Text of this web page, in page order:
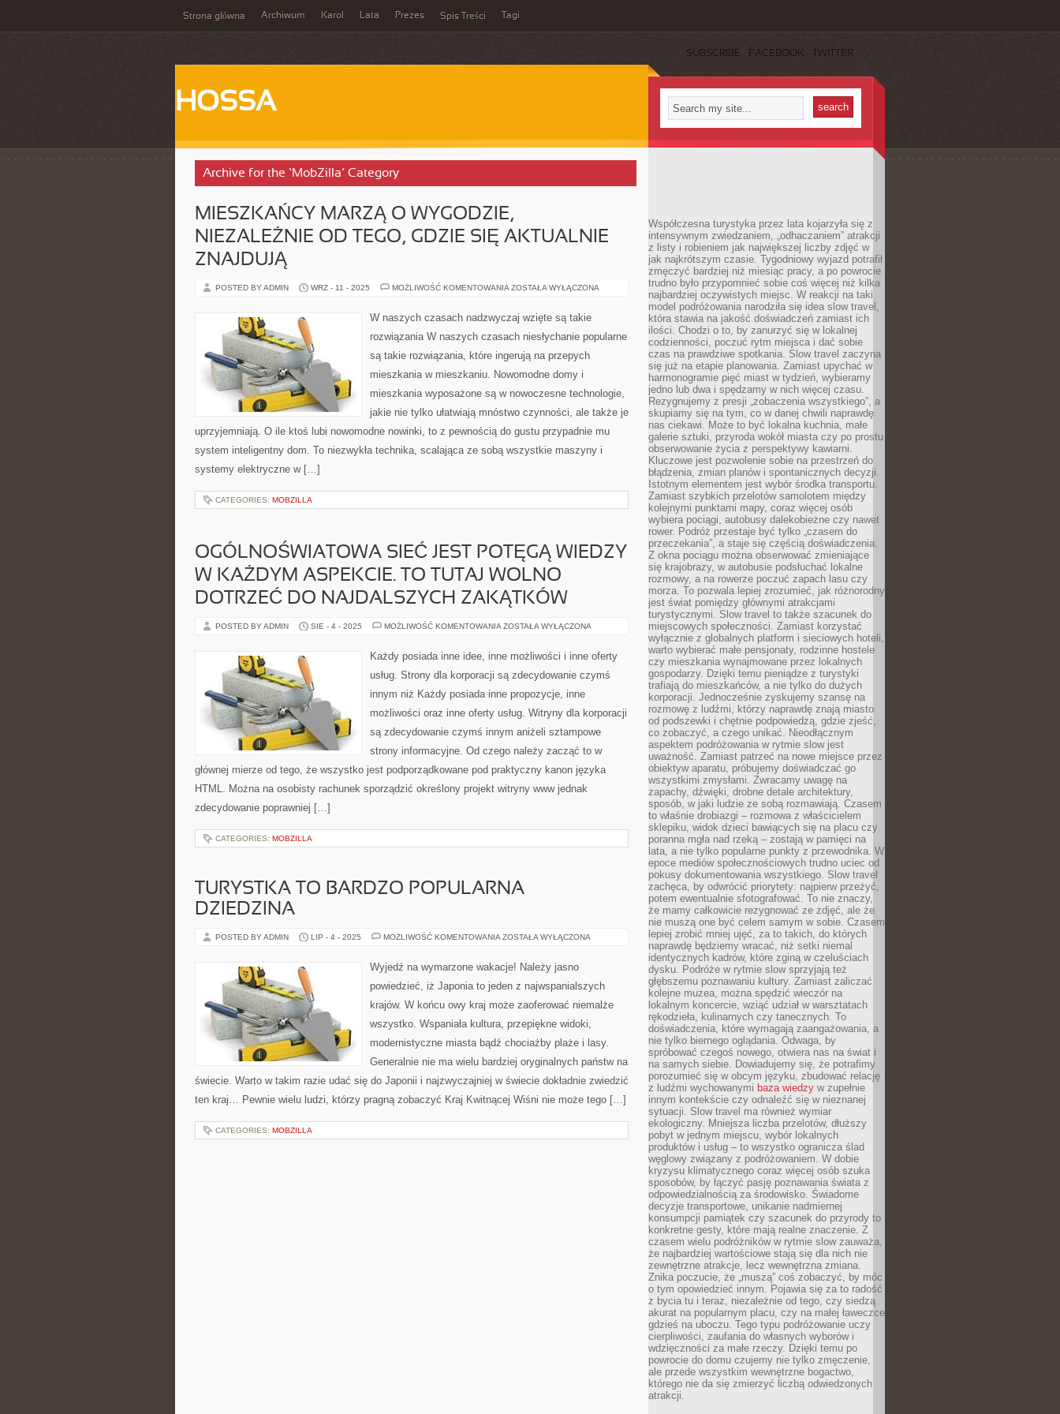
Strona główna Archiwum Karol Lata Prezes Spis Treści Tagi
SUBSCRIBE FACEBOOK TWITTER
HOSSA
Archive for the ‘MobZilla’ Category
MIESZKAŃCY MARZĄ O WYGODZIE,
NIEZALEŻNIE OD TEGO, GDZIE SIĘ AKTUALNIE
ZNAJDUJĄ
POSTED BY ADMIN WRZ - 11 - 2025 MOŻLIWOŚĆ KOMENTOWANIA MIESZKAŃCY
WYGODZIE,
NIEZALEŻNIE
TEGO,
SIĘ
ZNAJDUJĄ
ZOSTAŁA WYŁĄCZONA
W naszych czasach nadzwyczaj wzięte są takie
rozwiązania W naszych czasach niesłychanie popularne
są takie rozwiązania, które ingerują na przepych
mieszkania w mieszkaniu. Nowomodne domy i
mieszkania wyposażone są w nowoczesne technologie,
jakie nie tylko ułatwiają mnóstwo czynności, ale także je
uprzyjemniają. O ile ktoś lubi nowomodne nowinki, to z pewnością do gustu przypadnie mu
system inteligentny dom. To niezwykła technika, scalająca ze sobą wszystkie maszyny i
systemy elektryczne w […]
CATEGORIES: MOBZILLA
OGÓLNOŚWIATOWA SIEĆ JEST POTĘGĄ WIEDZY
W KAŻDYM ASPEKCIE. TO TUTAJ WOLNO
DOTRZEĆ DO NAJDALSZYCH ZAKĄTKÓW
POSTED BY ADMIN SIE - 4 - 2025 MOŻLIWOŚĆ KOMENTOWANIA OGÓLNOŚWIATOWA
POTĘGĄ
WIEDZY
KAŻDYM
TO
WOLNO
DOTRZEĆ
DO
NAJDALSZYCH
ZAKĄTKÓW
ZOSTAŁA WYŁĄCZONA
Każdy posiada inne idee, inne możliwości i inne oferty
usług. Strony dla korporacji są zdecydowanie czymś
innym niż Każdy posiada inne propozycje, inne
możliwości oraz inne oferty usług. Witryny dla korporacji
są zdecydowanie czymś innym aniżeli sztampowe
strony informacyjne. Od czego należy zacząć to w
głównej mierze od tego, że wszystko jest podporządkowane pod praktyczny kanon języka
HTML. Można na osobisty rachunek sporządzić określony projekt witryny www jednak
zdecydowanie poprawniej […]
CATEGORIES: MOBZILLA
TURYSTKA TO BARDZO POPULARNA
DZIEDZINA
POSTED BY ADMIN LIP - 4 - 2025 MOŻLIWOŚĆ KOMENTOWANIA TURYSTKA
POPULARNA
DZIEDZINA
ZOSTAŁA WYŁĄCZONA
Wyjedź na wymarzone wakacje! Należy jasno
powiedzieć, iż Japonia to jeden z najwspanialszych
krajów. W końcu owy kraj może zaoferować niemalże
wszystko. Wspaniała kultura, przepiękne widoki,
modernistyczne miasta bądź chociażby plaże i lasy.
Generalnie nie ma wielu bardziej oryginalnych państw na
świecie. Warto w takim razie udać się do Japonii i najzwyczajniej w świecie dokładnie zwiedzić
ten kraj… Pewnie wielu ludzi, którzy pragną zobaczyć Kraj Kwitnącej Wiśni nie może tego […]
CATEGORIES: MOBZILLA
Współczesna turystyka przez lata kojarzyła się z
intensywnym zwiedzaniem, „odhaczaniem” atrakcji
z listy i robieniem jak największej liczby zdjęć w
jak najkrótszym czasie. Tygodniowy wyjazd potrafił
zmęczyć bardziej niż miesiąc pracy, a po powrocie
trudno było przypomnieć sobie coś więcej niż kilka
najbardziej oczywistych miejsc. W reakcji na taki
model podróżowania narodziła się idea slow travel,
która stawia na jakość doświadczeń zamiast ich
ilości. Chodzi o to, by zanurzyć się w lokalnej
codzienności, poczuć rytm miejsca i dać sobie
czas na prawdziwe spotkania. Slow travel zaczyna
się już na etapie planowania. Zamiast upychać w
harmonogramie pięć miast w tydzień, wybieramy
jedno lub dwa i spędzamy w nich więcej czasu.
Rezygnujemy z presji „zobaczenia wszystkiego”, a
skupiamy się na tym, co w danej chwili naprawdę
nas ciekawi. Może to być lokalna kuchnia, małe
galerie sztuki, przyroda wokół miasta czy po prostu
obserwowanie życia z perspektywy kawiarni.
Kluczowe jest pozwolenie sobie na przestrzeń do
błądzenia, zmian planów i spontanicznych decyzji.
Istotnym elementem jest wybór środka transportu.
Zamiast szybkich przelotów samolotem między
kolejnymi punktami mapy, coraz więcej osób
wybiera pociągi, autobusy dalekobieżne czy nawet
rower. Podróż przestaje być tylko „czasem do
przeczekania”, a staje się częścią doświadczenia.
Z okna pociągu można obserwować zmieniające
się krajobrazy, w autobusie podsłuchać lokalne
rozmowy, a na rowerze poczuć zapach lasu czy
morza. To pozwala lepiej zrozumieć, jak różnorodny
jest świat pomiędzy głównymi atrakcjami
turystycznymi. Slow travel to także szacunek do
miejscowych społeczności. Zamiast korzystać
wyłącznie z globalnych platform i sieciowych hoteli,
warto wybierać małe pensjonaty, rodzinne hostele
czy mieszkania wynajmowane przez lokalnych
gospodarzy. Dzięki temu pieniądze z turystyki
trafiają do mieszkańców, a nie tylko do dużych
korporacji. Jednocześnie zyskujemy szansę na
rozmowę z ludźmi, którzy naprawdę znają miasto
od podszewki i chętnie podpowiedzą, gdzie zjeść,
co zobaczyć, a czego unikać. Nieodłącznym
aspektem podróżowania w rytmie slow jest
uważność. Zamiast patrzeć na nowe miejsce przez
obiektyw aparatu, próbujemy doświadczać go
wszystkimi zmysłami. Zwracamy uwagę na
zapachy, dźwięki, drobne detale architektury,
sposób, w jaki ludzie ze sobą rozmawiają. Czasem
to właśnie drobiazgi – rozmowa z właścicielem
sklepiku, widok dzieci bawiących się na placu czy
poranna mgła nad rzeką – zostają w pamięci na
lata, a nie tylko popularne punkty z przewodnika. W
epoce mediów społecznościowych trudno uciec od
pokusy dokumentowania wszystkiego. Slow travel
zachęca, by odwrócić priorytety: najpierw przeżyć,
potem ewentualnie sfotografować. To nie znaczy,
że mamy całkowicie rezygnować ze zdjęć, ale że
nie muszą one być celem samym w sobie. Czasem
lepiej zrobić mniej ujęć, za to takich, do których
naprawdę będziemy wracać, niż setki niemal
identycznych kadrów, które zginą w czeluściach
dysku. Podróże w rytmie slow sprzyjają też
głębszemu poznawaniu kultury. Zamiast zaliczać
kolejne muzea, można spędzić wieczór na
lokalnym koncercie, wziąć udział w warsztatach
rękodzieła, kulinarnych czy tanecznych. To
doświadczenia, które wymagają zaangażowania, a
nie tylko biernego oglądania. Odwaga, by
spróbować czegoś nowego, otwiera nas na świat i
na samych siebie. Dowiadujemy się, że potrafimy
porozumieć się w obcym języku, zbudować relację
z ludźmi wychowanymi baza wiedzy w zupełnie
innym kontekście czy odnaleźć się w nieznanej
sytuacji. Slow travel ma również wymiar
ekologiczny. Mniejsza liczba przelotów, dłuższy
pobyt w jednym miejscu, wybór lokalnych
produktów i usług – to wszystko ogranicza ślad
węglowy związany z podróżowaniem. W dobie
kryzysu klimatycznego coraz więcej osób szuka
sposobów, by łączyć pasję poznawania świata z
odpowiedzialnością za środowisko. Świadome
decyzje transportowe, unikanie nadmiernej
konsumpcji pamiątek czy szacunek do przyrody to
konkretne gesty, które mają realne znaczenie. Z
czasem wielu podróżników w rytmie slow zauważa,
że najbardziej wartościowe stają się dla nich nie
zewnętrzne atrakcje, lecz wewnętrzna zmiana.
Znika poczucie, że „muszą” coś zobaczyć, by móc
o tym opowiedzieć innym. Pojawia się za to radość
z bycia tu i teraz, niezależnie od tego, czy siedzą
akurat na popularnym placu, czy na małej ławeczce
gdzieś na uboczu. Tego typu podróżowanie uczy
cierpliwości, zaufania do własnych wyborów i
wdzięczności za małe rzeczy. Dzięki temu po
powrocie do domu czujemy nie tylko zmęczenie,
ale przede wszystkim wewnętrzne bogactwo,
którego nie da się zmierzyć liczbą odwiedzonych
atrakcji.